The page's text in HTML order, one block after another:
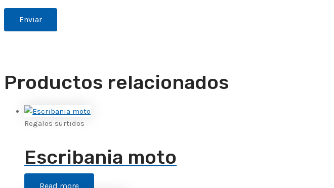
Productos relacionados
Regalos surtidos
Escribania moto
Read more